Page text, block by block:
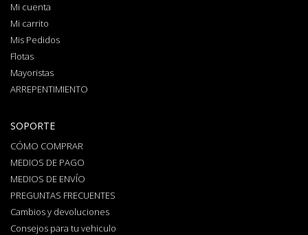
Mi cuenta
Mi carrito
Mis Pedidos
Flotas
Mayoristas
ARREPENTIMIENTO
SOPORTE
CÓMO COMPRAR
MEDIOS DE PAGO
MEDIOS DE ENVÍO
PREGUNTAS FRECUENTES
Cambios y devoluciones
Consejos para tu vehiculo